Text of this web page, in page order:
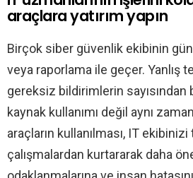
araçlara yatırım yapın
Birçok siber güvenlik ekibinin
veya raporlama ile geçer. Yanlış
gereksiz bildirimlerin sayısından
kaynak kullanımı değil aynı
araçların kullanılması, IT
çalışmalardan kurtararak daha